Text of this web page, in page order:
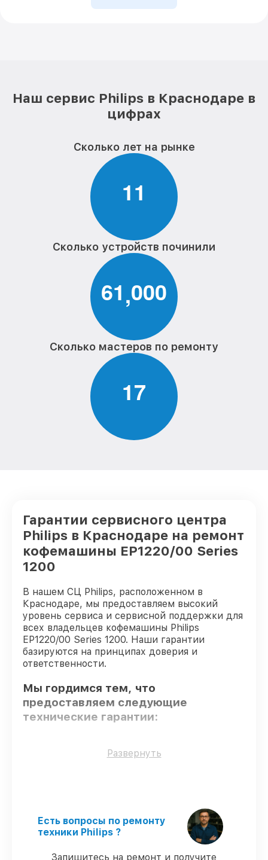
Наш сервис Philips в Краснодаре в
цифрах
Сколько лет на рынке
11
Сколько устройств починили
61,000
Сколько мастеров по ремонту
17
Гарантии сервисного центра
Philips в Краснодаре на ремонт
кофемашины EP1220/00 Series
1200
В нашем СЦ Philips, расположенном в
Краснодаре, мы предоставляем высокий
уровень сервиса и сервисной поддержки для
всех владельцев кофемашины Philips
EP1220/00 Series 1200. Наши гарантии
базируются на принципах доверия и
ответственности.
Мы гордимся тем, что
предоставляем следующие
технические гарантии:
Только фирменные комплектующие
Выполнение работ вовремя
–
гарантируем завершение работ без
Развернуть
Есть вопросы по ремонту
техники Philips ?
Запишитесь на ремонт и получите